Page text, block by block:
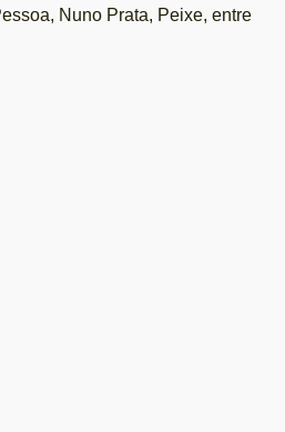
Nuno Prata, Peixe, entre